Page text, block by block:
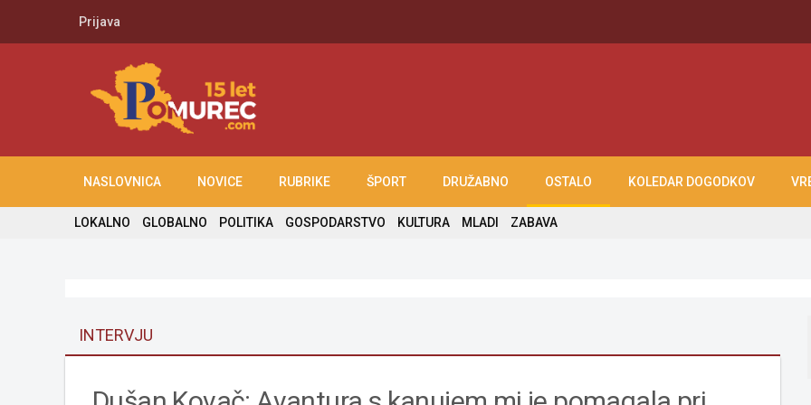
Prijava
NASLOVNICA NOVICE RUBRIKE ŠPORT DRUŽABNO OSTALO KOLEDAR DOGODKOV
LOKALNO GLOBALNO POLITIKA GOSPODARSTVO KULTURA MLADI ZABAVA
INTERVJU